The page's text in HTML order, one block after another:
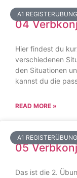
A1
04
Hier findest du
verschiedenen
den Situationen
kannst du die
READ MORE »
A1
05
Das ist die 2.